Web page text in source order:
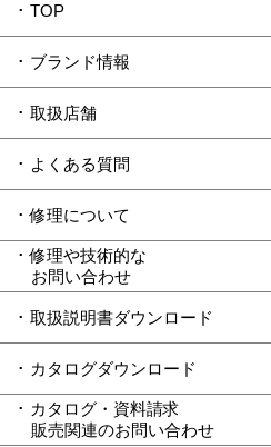
TOP
ブランド情報
取扱店舗
よくある質問
修理について
修理や技術的な
お問い合わせ
取扱説明書ダウンロード
カタログダウンロード
カタログ・資料請求
販売関連のお問い合わせ